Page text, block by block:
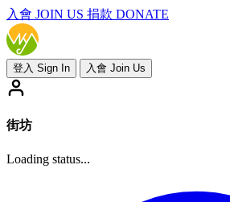
入會 JOIN US 捐款 DONATE
登入 Sign In 入會 Join Us
街坊
Loading status...